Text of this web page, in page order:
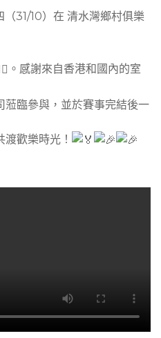
（31/10）在 清水灣鄉村俱樂
。感謝來自香港和國內的室
蒞臨參與，並於賽事完結後一
歡樂時光！